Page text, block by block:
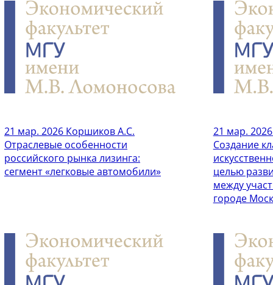
21 мар. 2026 Коршиков А.С.
Отраслевые особенности
российского рынка лизинга:
сегмент «легковые автомобили»
21 мар. 2026
Создание
целью
между
городе